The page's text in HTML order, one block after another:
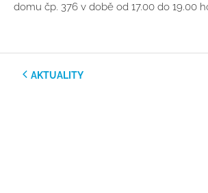
domu čp. 376 v době od 17.00 do 19.00
AKTUALITY